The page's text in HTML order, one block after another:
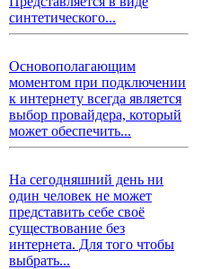
синтетического...
Основополагающим
моментом при подключении
к интернету всегда является
выбор провайдера, который
может обеспечить...
На сегодняшний день ни
один человек не может
представить себе своё
существование без
интернета. Для того чтобы
выбрать...